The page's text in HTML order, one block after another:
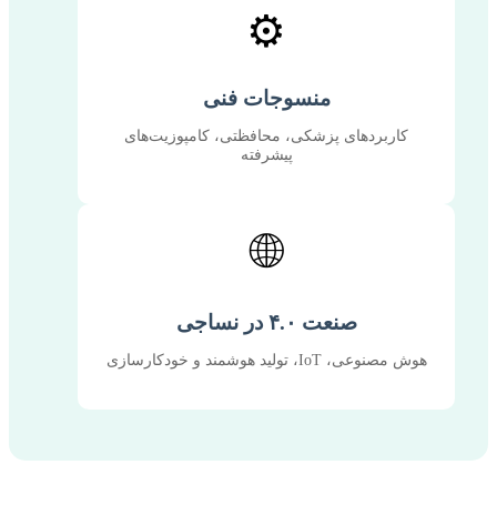
⚙️
منسوجات فنی
کاربردهای پزشکی، محافظتی، کامپوزیت‌های
پیشرفته
🌐
صنعت ۴.۰ در نساجی
هوش مصنوعی، IoT، تولید هوشمند و خودکارسازی